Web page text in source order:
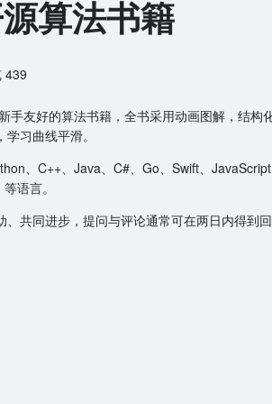
算法书籍
439
手友好的算法书籍，全书采用动画图解，结构
习曲线平滑。
、C++、Java、C#、Go、Swift、JavaScript
语言。
共同进步，提问与评论通常可在两日内得到回